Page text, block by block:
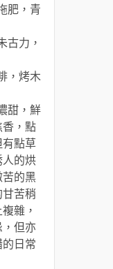
肥，青
古力，
，烤木
甜，鮮
，點
點草
的烘
的黑
苦稍
雜，
但亦
日常